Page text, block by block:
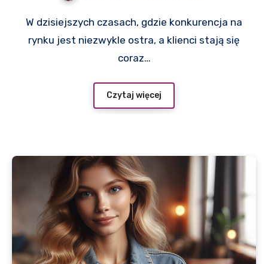
W dzisiejszych czasach, gdzie konkurencja na
rynku jest niezwykle ostra, a klienci stają się
coraz…
Czytaj więcej